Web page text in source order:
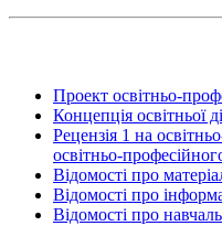
Проект освітньо-
Концепція освітньої
Рецензія 1 на
освітньо-
Відомості про
Відомості про
Відомості про